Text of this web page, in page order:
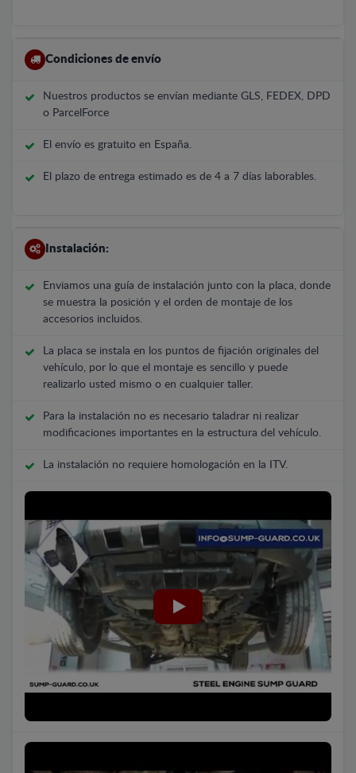
Condiciones de envío
Nuestros productos se envían mediante GLS, FEDEX, DPD
o ParcelForce
El envío es gratuito en España.
El plazo de entrega estimado es de 4 a 7 días laborables.
Instalación:
Enviamos una guía de instalación junto con la placa, donde
se muestra la posición y el orden de montaje de los
accesorios incluidos.
La placa se instala en los puntos de fijación originales del
vehículo, por lo que el montaje es sencillo y puede
realizarlo usted mismo o en cualquier taller.
Para la instalación no es necesario taladrar ni realizar
modificaciones importantes en la estructura del vehículo.
La instalación no requiere homologación en la ITV.